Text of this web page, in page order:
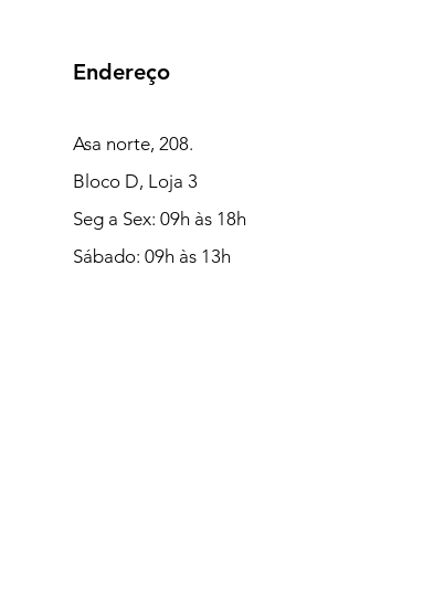
Endereço
Asa norte, 208.
Bloco D, Loja 3
Seg a Sex: 09h às 18h
Sábado: 09h às 13h